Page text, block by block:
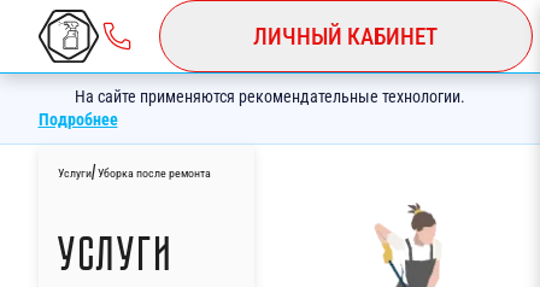
ЛИЧНЫЙ КАБИНЕТ
На сайте применяются рекомендательные технологии.
Подробнее
Услуги/Уборка после ремонта
Услуги